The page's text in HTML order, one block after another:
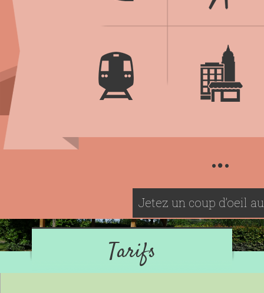
Jetez un coup d’oeil
Tarifs